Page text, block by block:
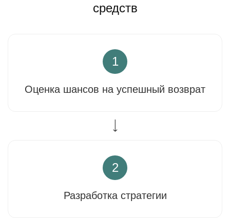
средств
1
Оценка шансов на успешный возврат
2
Разработка стратегии